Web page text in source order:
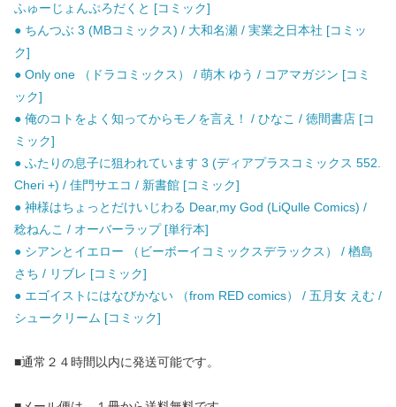
ふゅーじょんぷろだくと [コミック]
● ちんつぶ 3 (MBコミックス) / 大和名瀬 / 実業之日本社 [コミッ
ク]
● Only one （ドラコミックス） / 萌木 ゆう / コアマガジン [コミ
ック]
● 俺のコトをよく知ってからモノを言え！ / ひなこ / 徳間書店 [コ
ミック]
● ふたりの息子に狙われています 3 (ディアプラスコミックス 552.
Cheri +) / 佳門サエコ / 新書館 [コミック]
● 神様はちょっとだけいじわる Dear,my God (LiQulle Comics) /
稔ねんこ / オーバーラップ [単行本]
● シアンとイエロー （ビーボーイコミックスデラックス） / 楢島
さち / リブレ [コミック]
● エゴイストにはなびかない （from RED comics） / 五月女 えむ /
シュークリーム [コミック]
■通常２４時間以内に発送可能です。